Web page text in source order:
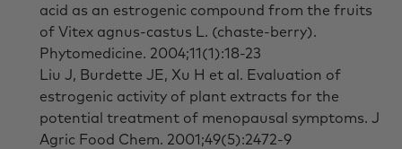
acid as an estrogenic compound from the fruits
of Vitex agnus-castus L. (chaste-berry).
Phytomedicine. 2004;11(1):18-23
Liu J, Burdette JE, Xu H et al. Evaluation of
estrogenic activity of plant extracts for the
potential treatment of menopausal symptoms. J
Agric Food Chem. 2001;49(5):2472-9